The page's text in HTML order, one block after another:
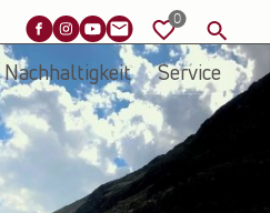
Nachhaltigkeit Service